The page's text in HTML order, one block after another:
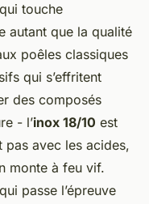
touche
autant que la qualité
poêles classiques
qui s’effritent
des composés
- l’inox 18/10 est
pas avec les acides,
monte à feu vif.
passe l’épreuve